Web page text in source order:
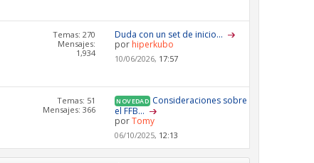
Temas: 270
Mensajes:
1,934
Duda con un set de inicio...
por hiperkubo
10/06/2026, 17:57
Temas: 51
Mensajes: 366
NOVEDAD Consideraciones sobre
el FFB...
porTomy
06/10/2025, 12:13